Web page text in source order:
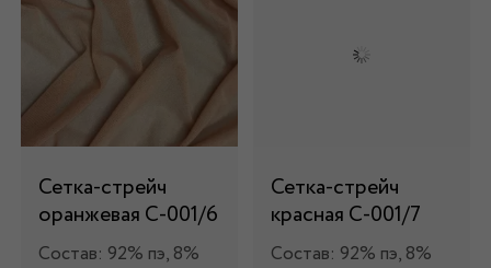
Сетка-стрейч
оранжевая С-001/6
Состав: 92% пэ, 8%
Сетка-стрейч
красная С-001/7
Состав: 92% пэ, 8%